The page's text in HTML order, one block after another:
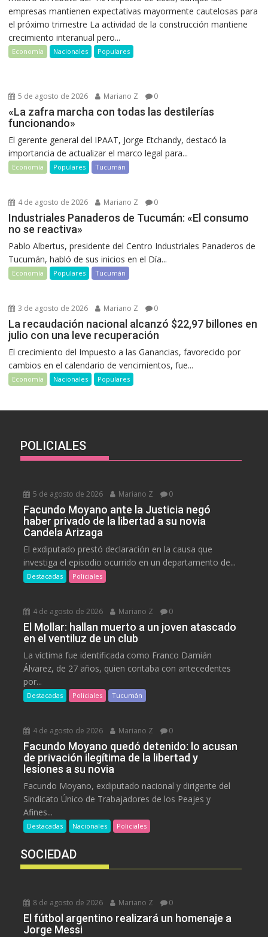
empresas mantienen expectativas mayormente cautelosas para
el próximo trimestre La actividad de la construcción mantiene
crecimiento interanual pero...
Economía Nacionales Populares
5 de agosto de 2026 Mariano Z 0
«La zafra marcha con todas las destilerías
funcionando»
El gerente general del IPAAT, Jorge Etchandy, destacó la
importancia de actualizar el marco legal para...
Economía Populares Tucumán
4 de agosto de 2026 Mariano Z 0
Industriales Panaderos de Tucumán: «El consumo
no se reactiva»
Pablo Albertus, presidente del Centro Industriales Panaderos de
Tucumán, habló de sus inicios en el Día...
Economía Populares Tucumán
3 de agosto de 2026 Mariano Z 0
La recaudación nacional alcanzó $22,97 billones en
julio con una leve recuperación
El crecimiento del Impuesto a las Ganancias, favorecido por
cambios en el calendario de vencimientos, fue...
Economía Nacionales Populares
POLICIALES
5 de agosto de 2026 Mariano Z 0
Facundo Moyano ante la Justicia negó
haber privado de la libertad a su novia
Candela Arizaga
El exdiputado prestó declaración en la causa que
investiga el episodio ocurrido en un departamento de...
Destacadas Policiales
4 de agosto de 2026 Mariano Z 0
El Mollar: hallan muerto a un joven atascado
en el ventiluz de un club
La víctima fue identificada como Franco Damián
Álvarez, de 27 años, quien contaba con antecedentes
por...
Destacadas Policiales Tucumán
4 de agosto de 2026 Mariano Z 0
Facundo Moyano quedó detenido: lo acusan
de privación ilegítima de la libertad y
lesiones a su novia
Facundo Moyano, exdiputado nacional y dirigente del
Sindicato Único de Trabajadores de los Peajes y
Afines...
Destacadas Nacionales Policiales
SOCIEDAD
8 de agosto de 2026 Mariano Z 0
El fútbol argentino realizará un homenaje a
Jorge Messi